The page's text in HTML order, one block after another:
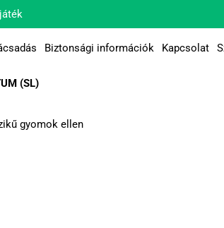
Biztonsági információk Kapcsolat
(SL)
gyomok ellen